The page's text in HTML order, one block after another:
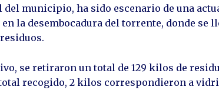
municipio, ha sido escenario de una
la desembocadura del torrente, donde se
se retiraron un total de 129 kilos de
recogido, 2 kilos correspondieron a